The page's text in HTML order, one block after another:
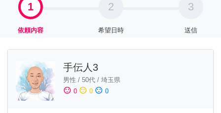
1
依頼内容
2
希望日時
3
送信
手伝人3
男性 / 50代 / 埼玉県
sentiment_satisfied 0 sentiment_neutral 0 sentiment_dissatisfied 0